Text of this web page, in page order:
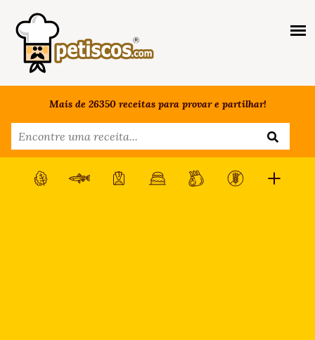
Mais de 26350 receitas para provar e partilhar!